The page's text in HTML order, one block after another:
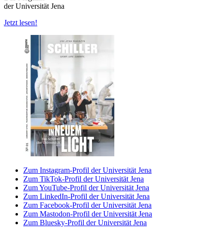
der Universität Jena
Jetzt lesen!
Zum Instagram-Profil der Universität Jena
Zum TikTok-Profil der Universität Jena
Zum YouTube-Profil der Universität Jena
Zum LinkedIn-Profil der Universität Jena
Zum Facebook-Profil der Universität Jena
Zum Mastodon-Profil der Universität Jena
Zum Bluesky-Profil der Universität Jena